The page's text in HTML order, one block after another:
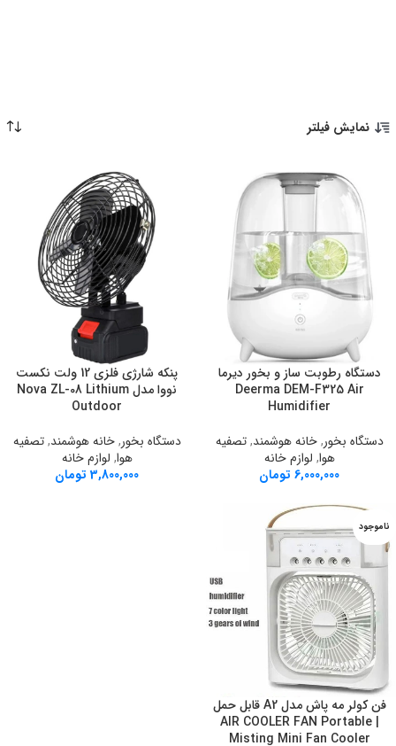
نمایش فیلتر
دستگاه رطوبت ساز و بخور دیرما
Deerma DEM-F325 Air
Humidifier
دستگاه بخور,خانه هوشمند,تصفیه
هوا, لوازم خانه
6,000,000 تومان
پنکه شارژی فلزی 12 ولت نکست
نووا مدل Nova ZL-08 Lithium
Outdoor
دستگاه بخور,خانه هوشمند,تصفیه
هوا, لوازم خانه
3,800,000 تومان
ناموجود
فن کولر مه پاش مدل A2 قابل حمل
| AIR COOLER FAN Portable
Misting Mini Fan Cooler